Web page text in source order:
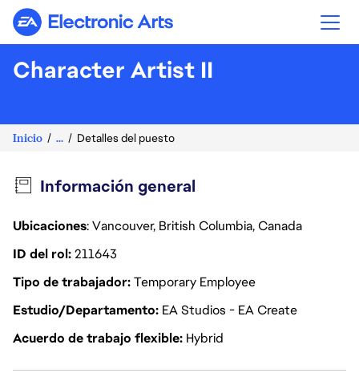
Electronic Arts
Character Artist II
Inicio ... Detalles del puesto
Información general
Ubicaciones: Vancouver, British Columbia, Canada
ID del rol211643
Tipo de trabajadorTemporary Employee
Estudio/Departamento EA Studios - EA Create
Acuerdo de trabajo flexible Hybrid